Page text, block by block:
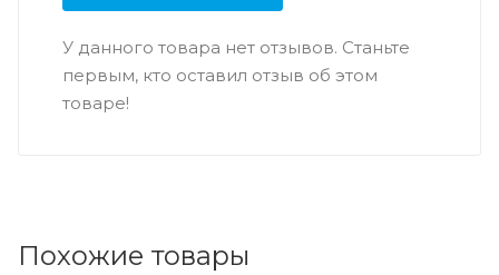
У данного товара нет отзывов. Станьте
первым, кто оставил отзыв об этом
товаре!
Похожие товары